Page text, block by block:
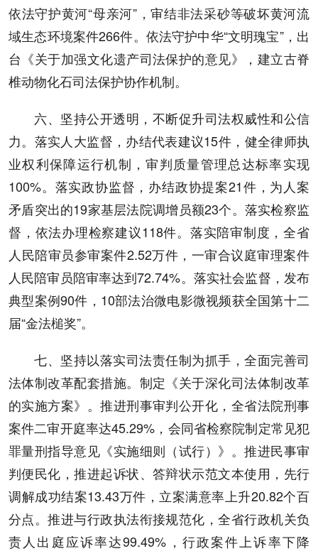
依法守护黄河“母亲河”，审结非法采砂等破坏黄河流
域生态环境案件266件。依法守护中华“文明瑰宝”，出
台《关于加强文化遗产司法保护的意见》，建立古脊
椎动物化石司法保护协作机制。
六、坚持公开透明，不断促升司法权威性和公信
力。落实人大监督，办结代表建议15件，健全律师执
业权利保障运行机制，审判质量管理总达标率实现
100%。落实政协监督，办结政协提案21件，为人案
矛盾突出的19家基层法院调增员额23个。落实检察监
督，依法办理检察建议118件。落实陪审制度，全省
人民陪审员参审案件2.52万件，一审合议庭审理案件
人民陪审员陪审率达到72.74%。落实社会监督，发布
典型案例90件，10部法治微电影微视频获全国第十二
届“金法槌奖”。
七、坚持以落实司法责任制为抓手，全面完善司
法体制改革配套措施。制定《关于深化司法体制改革
的实施方案》。推进刑事审判公开化，全省法院刑事
案件二审开庭率达45.29%，会同省检察院制定常见犯
罪量刑指导意见《实施细则（试行）》。推进民事审
判便民化，推进起诉状、答辩状示范文本使用，先行
调解成功结案13.43万件，立案满意率上升20.82个百
分点。推进与行政执法衔接规范化，全省行政机关负
责人出庭应诉率达99.49%，行政案件上诉率下降